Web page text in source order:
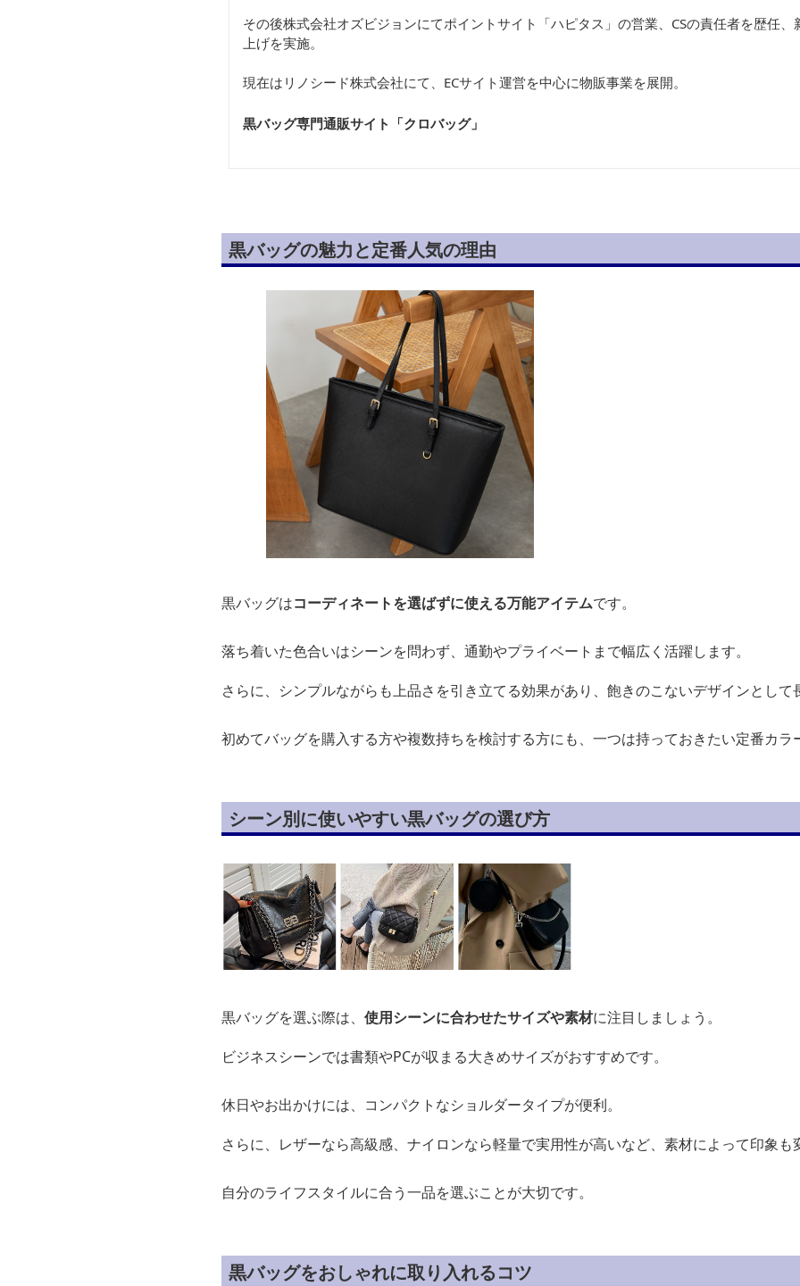
その後株式会社オズビジョンにてポイントサイト「ハピタス」の営業、CSの責任者を歴任、
上げを実施。
現在はリノシード株式会社にて、ECサイト運営を中心に物販事業を展開。
黒バッグ専門通販サイト「クロバッグ」
黒バッグの魅力と定番人気の理由
黒バッグはコーディネートを選ばずに使える万能アイテムです。
落ち着いた色合いはシーンを問わず、通勤やプライベートまで幅広く活躍します。
さらに、シンプルながらも上品さを引き立てる効果があり、飽きのこないデザインとして
初めてバッグを購入する方や複数持ちを検討する方にも、一つは持っておきたい定番カラ
シーン別に使いやすい黒バッグの選び方
黒バッグを選ぶ際は、 使用シーンに合わせたサイズや素材に注目しましょう。
ビジネスシーンでは書類やPCが収まる大きめサイズがおすすめです。
休日やお出かけには、コンパクトなショルダータイプが便利。
さらに、レザーなら高級感、ナイロンなら軽量で実用性が高いなど、素材によって印象も
自分のライフスタイルに合う一品を選ぶことが大切です。
黒バッグをおしゃれに取り入れるコツ